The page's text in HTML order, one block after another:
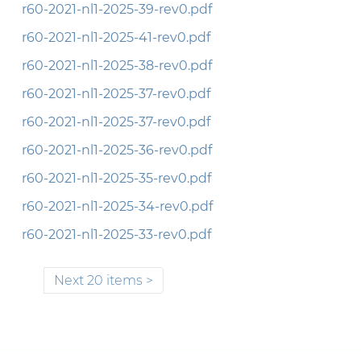
r60-2021-nl1-2025-39-rev0.pdf
r60-2021-nl1-2025-41-rev0.pdf
r60-2021-nl1-2025-38-rev0.pdf
r60-2021-nl1-2025-37-rev0.pdf
r60-2021-nl1-2025-37-rev0.pdf
r60-2021-nl1-2025-36-rev0.pdf
r60-2021-nl1-2025-35-rev0.pdf
r60-2021-nl1-2025-34-rev0.pdf
r60-2021-nl1-2025-33-rev0.pdf
Next 20 items